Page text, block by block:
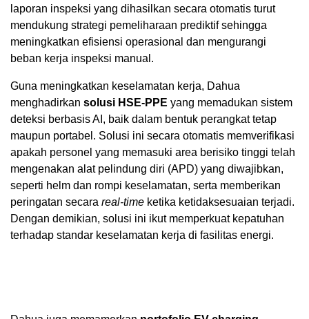
laporan inspeksi yang dihasilkan secara otomatis turut
mendukung strategi pemeliharaan prediktif sehingga
meningkatkan efisiensi operasional dan mengurangi
beban kerja inspeksi manual.
Guna meningkatkan keselamatan kerja, Dahua
menghadirkan solusi HSE-PPE yang memadukan sistem
deteksi berbasis AI, baik dalam bentuk perangkat tetap
maupun portabel. Solusi ini secara otomatis memverifikasi
apakah personel yang memasuki area berisiko tinggi telah
mengenakan alat pelindung diri (APD) yang diwajibkan,
seperti helm dan rompi keselamatan, serta memberikan
peringatan secara real-time ketika ketidaksesuaian terjadi.
Dengan demikian, solusi ini ikut memperkuat kepatuhan
terhadap standar keselamatan kerja di fasilitas energi.